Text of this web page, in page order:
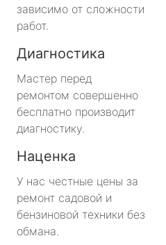
зависимо от сложности
работ.
Диагностика
Мастер перед
ремонтом совершенно
бесплатно производит
диагностику.
Наценка
У нас честные цены за
ремонт садовой и
бензиновой техники без
обмана.